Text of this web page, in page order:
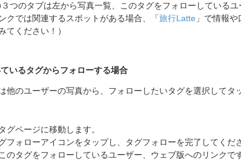
つのタブは左から写真一覧、このタグをフォローしている
クでは関連するスポットがある場合、「旅行Latte 」で情報
てください！）
いるタグからフォローする場合
他のユーザーの写真から、フォローしたいタグを選択してタ
ページに移動します。
フォローアイコンをタップし、タグフォローを完了してくだ
のタグをフォローしているユーザー、ウェブ版へのリンクで